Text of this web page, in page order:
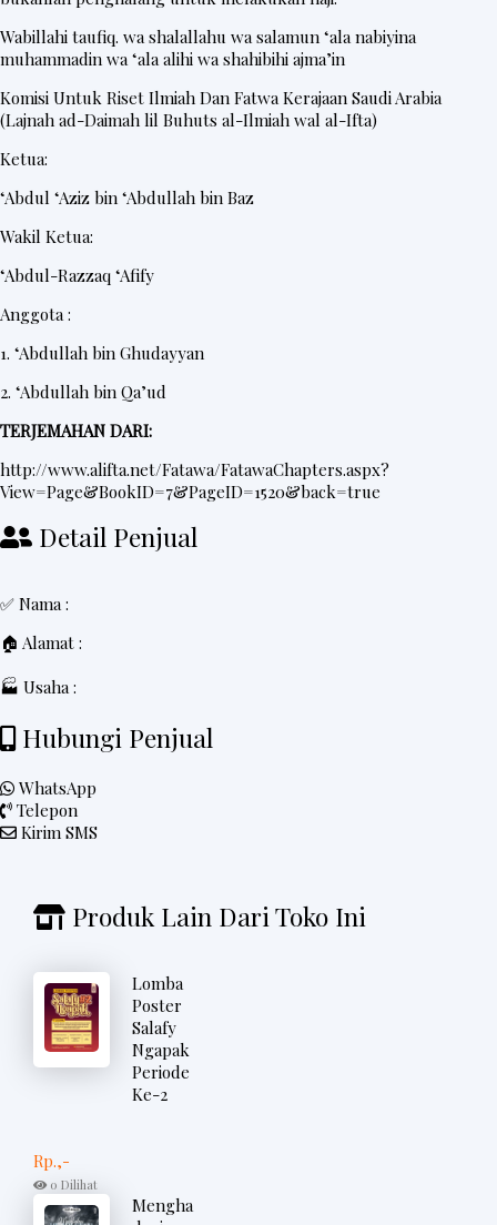
Wabillahi taufiq. wa shalallahu wa salamun ‘ala nabiyina
muhammadin wa ‘ala alihi wa shahibihi ajma’in
Komisi Untuk Riset Ilmiah Dan Fatwa Kerajaan Saudi Arabia
(Lajnah ad-Daimah lil Buhuts al-Ilmiah wal al-Ifta)
Ketua:
‘Abdul ‘Aziz bin ‘Abdullah bin Baz
Wakil Ketua:
‘Abdul-Razzaq ‘Afify
Anggota :
1. ‘Abdullah bin Ghudayyan
2. ‘Abdullah bin Qa’ud
TERJEMAHAN DARI:
http://www.alifta.net/Fatawa/FatawaChapters.aspx?
View=Page&BookID=7&PageID=1520&back=true
Detail Penjual
✅ Nama :
🏠 Alamat :
🏭 Usaha :
Hubungi Penjual
WhatsApp
Telepon
Kirim SMS
Produk Lain Dari Toko Ini
Lomba
Poster
Salafy
Ngapak
Periode
Ke-2
Rp.,-
0 Dilihat
Mengha